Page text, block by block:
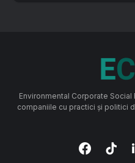
Environmental Corporate
companiile cu practici și politici